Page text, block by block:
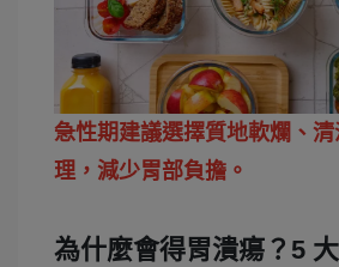
急性期建議選擇質地軟爛、
理，減少胃部負擔。
為什麼會得胃潰瘍？5